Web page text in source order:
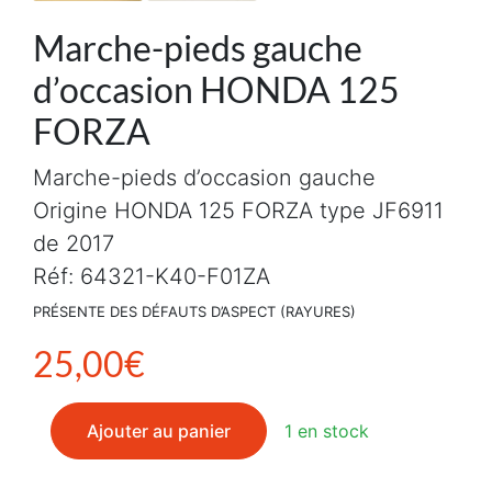
Marche-pieds gauche
d’occasion HONDA 125
FORZA
25,00€
Marche-pieds d’occasion gauche
Origine HONDA 125 FORZA type JF6911
de 2017
Réf: 64321-K40-F01ZA
PRÉSENTE DES DÉFAUTS D’ASPECT (RAYURES)
1 en stock
quantité de Marche-pieds gauche d'occasion HONDA
Ajouter au panier